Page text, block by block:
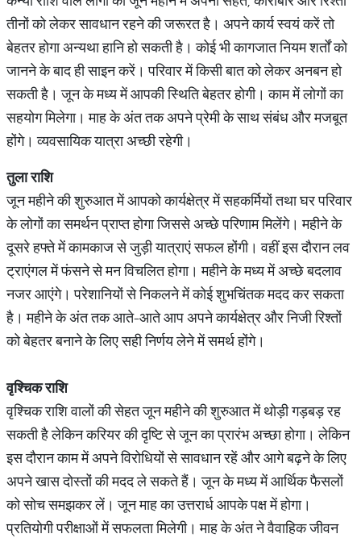
तीनों को लेकर सावधान रहने की जरूरत है। अपने कार्य स्वयं करें तो
बेहतर होगा अन्यथा हानि हो सकती है। कोई भी कागजात नियम शर्तों को
जानने के बाद ही साइन करें। परिवार में किसी बात को लेकर अनबन हो
सकती है। जून के मध्य में आपकी स्थिति बेहतर होगी। काम में लोगों का
सहयोग मिलेगा। माह के अंत तक अपने प्रेमी के साथ संबंध और मजबूत
होंगे। व्यवसायिक यात्रा अच्छी रहेगी।
तुलाराशि
जून महीने की शुरुआत में आपको कार्यक्षेत्र में सहकर्मियों तथा घर परिवार
के लोगों का समर्थन प्राप्त होगा जिससे अच्छे परिणाम मिलेंगे। महीने के
दूसरे हफ्ते में कामकाज से जुड़ी यात्राएं सफल होंगी। वहीं इस दौरान लव
ट्राएंगल में फंसने से मन विचलित होगा। महीने के मध्य में अच्छे बदलाव
नजर आएंगे। परेशानियों से निकलने में कोई शुभचिंतक मदद कर सकता
है। महीने के अंत तक आते-आते आप अपने कार्यक्षेत्र और निजी रिश्तों
को बेहतर बनाने के लिए सही निर्णय लेने में समर्थ होंगे।
वृश्चिकराशि
वृश्चिक राशि वालों की सेहत जून महीने की शुरुआत में थोड़ी गड़बड़ रह
सकती है लेकिन करियर की दृष्टि से जून का प्रारंभ अच्छा होगा। लेकिन
इस दौरान काम में अपने विरोधियों से सावधान रहें और आगे बढ़ने के लिए
अपने खास दोस्तों की मदद ले सकते हैं। जून के मध्य में आर्थिक फैसलों
को सोच समझकर लें। जून माह का उत्तरार्ध आपके पक्ष में होगा।
प्रतियोगी परीक्षाओं में सफलता मिलेगी। माह के अंत ने वैवाहिक जीवन